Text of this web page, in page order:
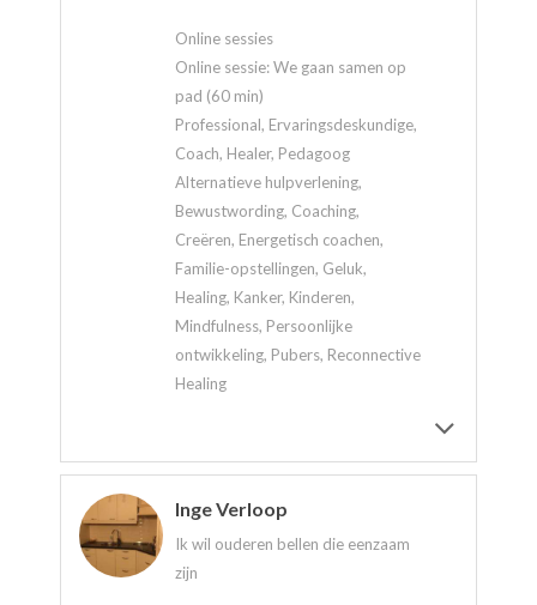
Online sessies
Online sessie: We gaan samen op
pad (60 min)
Professional, Ervaringsdeskundige,
Coach, Healer, Pedagoog
Alternatieve hulpverlening,
Bewustwording, Coaching,
Creëren, Energetisch coachen,
Familie-opstellingen, Geluk,
Healing, Kanker, Kinderen,
Mindfulness, Persoonlijke
ontwikkeling, Pubers, Reconnective
Healing
Inge Verloop
Ik wil ouderen bellen die eenzaam
zijn